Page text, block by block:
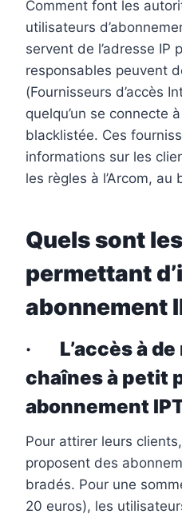
Comment font les
utilisateurs
servent de l’adresse IP
responsables peuvent
(Fournisseurs d’accès
quelqu’un se connecte
blacklistée. Ces
informations sur les
les règles à l’Arcom, au
Quels sont
permettant
abonnement
· L’accès à
chaînes à petit
abonnement
Pour attirer leurs
proposent des
bradés. Pour une
20 euros), les